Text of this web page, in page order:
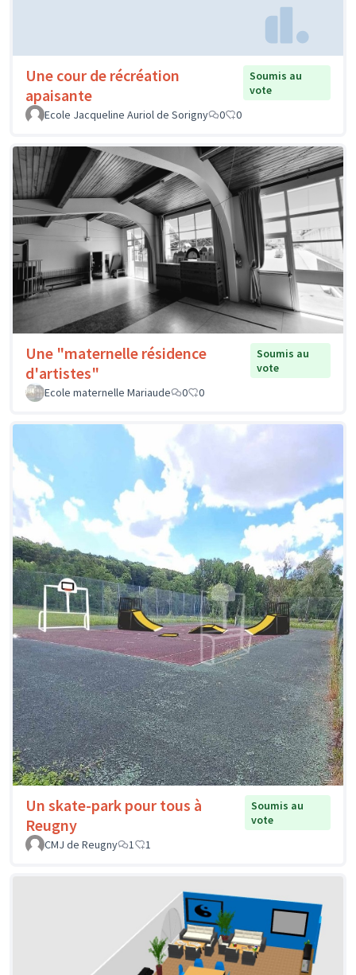
Une cour de récréation
apaisante
Soumis au
vote
Ecole Jacqueline Auriol de Sorigny
0 0
Une "maternelle résidence
d'artistes"
Soumis au
vote
Ecole maternelle Mariaude
0 0
Un skate-park pour tous à
Reugny
Soumis au
vote
CMJ de Reugny
1 1